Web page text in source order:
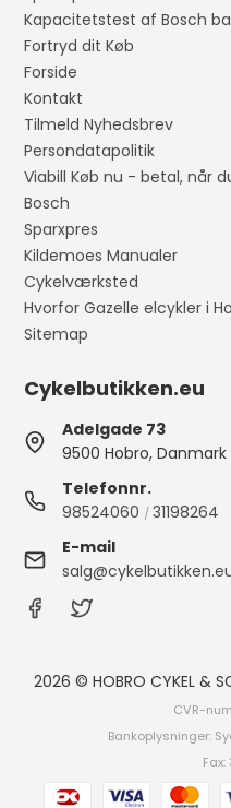
Kapacitetstest af Bosch
Fortryd dit Køb
Forside
Kontakt
Tilmeld Nyhedsbrev
Persondatapolitik
Viabill Køb nu - betal, når
Bosch
Sparxpres
Kildemoes Manualer
Cykelværksted
Hvorfor Gazelle elcykler i
Sitemap
Cykelbutikken.eu
Adelgade 73
9500 Hobro, Danmark
Telefonnr.
98524060 /31198264
E-mail
2026 © HOBRO CYKEL &
CVR-
Bankoplysninger:
Fax: